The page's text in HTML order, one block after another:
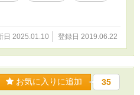
ん（許可済）
日 2025.01.10 登録日 2019.06.22
お気に入りに追加 35